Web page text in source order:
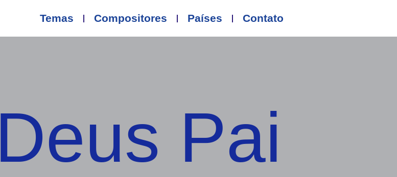
Temas Compositores Países Contato
Deus Pai